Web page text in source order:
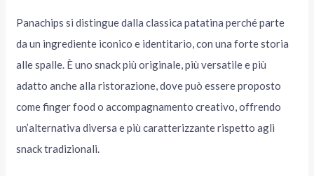
Panachips si distingue dalla classica patatina perché parte
da un ingrediente iconico e identitario, con una forte storia
alle spalle. È uno snack più originale, più versatile e più
adatto anche alla ristorazione, dove può essere proposto
come finger food o accompagnamento creativo, offrendo
un’alternativa diversa e più caratterizzante rispetto agli
snack tradizionali.